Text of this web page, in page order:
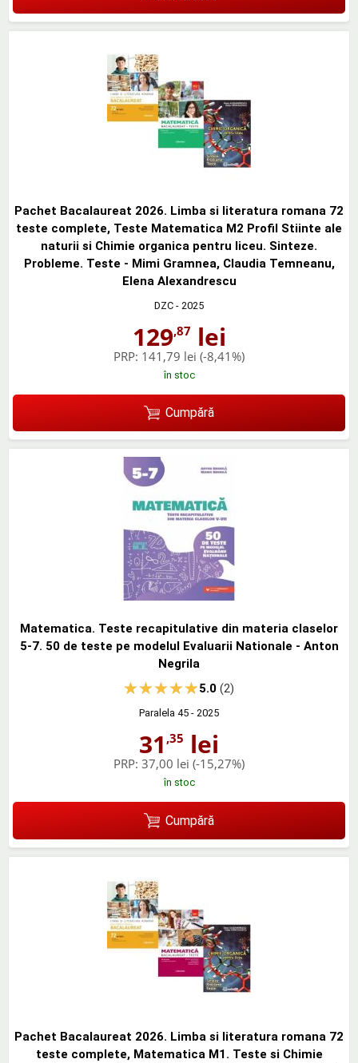
Pachet Bacalaureat 2026. Limba si literatura romana 72
teste complete, Teste Matematica M2 Profil Stiinte ale
naturii si Chimie organica pentru liceu. Sinteze.
Probleme. Teste - Mimi Gramnea, Claudia Temneanu,
Elena Alexandrescu
DZC - 2025
129,87lei
PRP: 141,79 lei (-8,41%)
în stoc
Cumpără
Matematica. Teste recapitulative din materia claselor
5-7. 50 de teste pe modelul Evaluarii Nationale - Anton
Negrila
5.0(2)
Paralela 45 - 2025
31 ,35 lei
PRP: 37,00 lei (-15,27%)
în stoc
Cumpără
Pachet Bacalaureat 2026. Limba si literatura romana 72
teste complete, Matematica M1. Teste si Chimie